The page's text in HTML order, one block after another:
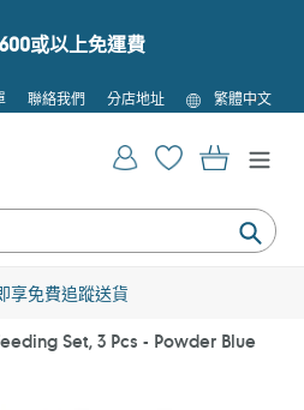
或以上免運費
聯絡我們 分店地址
語
言
繁體中文
提
登入 購物車
享免費追蹤送貨
Set, 3 Pcs - Powder Blue